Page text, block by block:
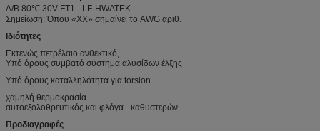
A/B 80℃ 30V FT1 - LF-HWATEK
Σημείωση: Όπου «ΧΧ» σημαίνει το AWG αριθ.
Ιδιότητες
Εκτενώς πετρέλαιο ανθεκτικό,
Υπό όρους συμβατό σύστημα αλυσίδων έλξης
Υπό όρους καταλληλότητα για torsion
χαμηλή θερμοκρασία
αυτοεξολοθρευτικός και φλόγα - καθυστερών
Προδιαγραφές